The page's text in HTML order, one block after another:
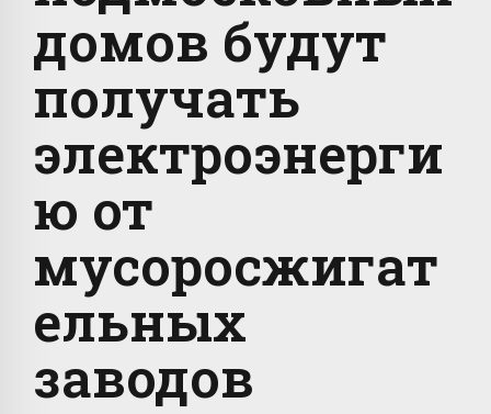
домов будут
получать
электроэнерги
ю от
мусоросжигат
ельных
заводов